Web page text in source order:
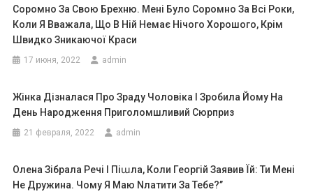
Соромно За Свою Брехню. Мені Було Соромно За Всі Роки,
Коли Я Вважала, Що В Ній Немає Нічого Хорошого, Крім
Швидко Зникаючої Краси
17 июня, 2022 admin
Жінка Дізналася Про Зраду Чоловіка І Зробила Йому На
День Народження Приголомшливий Сюрприз
21 февраля, 2022 admin
Олена Зібрала Речі І Піաла, Коли Георгій Заявив Їй: Ти Мені
Не Дружина. Чому Я Маю Nлатити За Тебе?’’